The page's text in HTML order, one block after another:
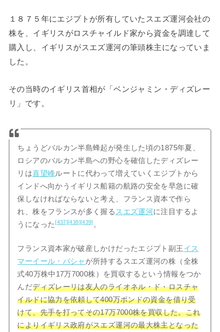
１８７５年にエジプトが所有していたスエズ運河会社の
株を、イギリスがロスチャイルド家から資金を調達して
購入し、イギリスがスエズ運河の筆頭株主になっていま
した。
その当時のイギリス首相が「ベンジャミン・ディズレー
リ」です。
ちょうどバルカン半島蜂起が発生した頃の1875年夏、
ロシアのバルカン半島への野心を確信したディズレー
リは喜望峰ルートに代わって増えていくエジプトから
インドへ向かうイギリス船籍の航路の安全を早急に確
保しなければならないと考え、フランス資本で作ら
れ、株をフランスが多く握る スエズ運河に注目するよ
うになった[437][438][439] 。
フランス資本家が破産しかけだったエジプト副王イス
マーイール・パシャ が所持するスエズ運河の株（全株
式40万株中17万7000株）を買収するという情報をつか
んだディズレーリは友人のライオネル・ド・ロスチャ
イルドに協力を依頼して400万ポンドの資金を借り受
けて、先手を打ってその17万7000株を買収した。これ
によりイギリス政府がスエズ運河の最大株主となった